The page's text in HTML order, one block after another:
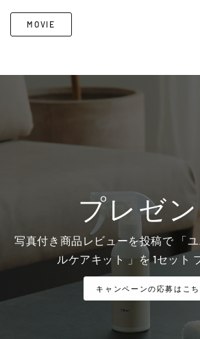
MOVIE
プレゼ
写真付き商品レビューを投稿で 「
ルケアキット 」を 1セット
キャンペーンの応募はこち